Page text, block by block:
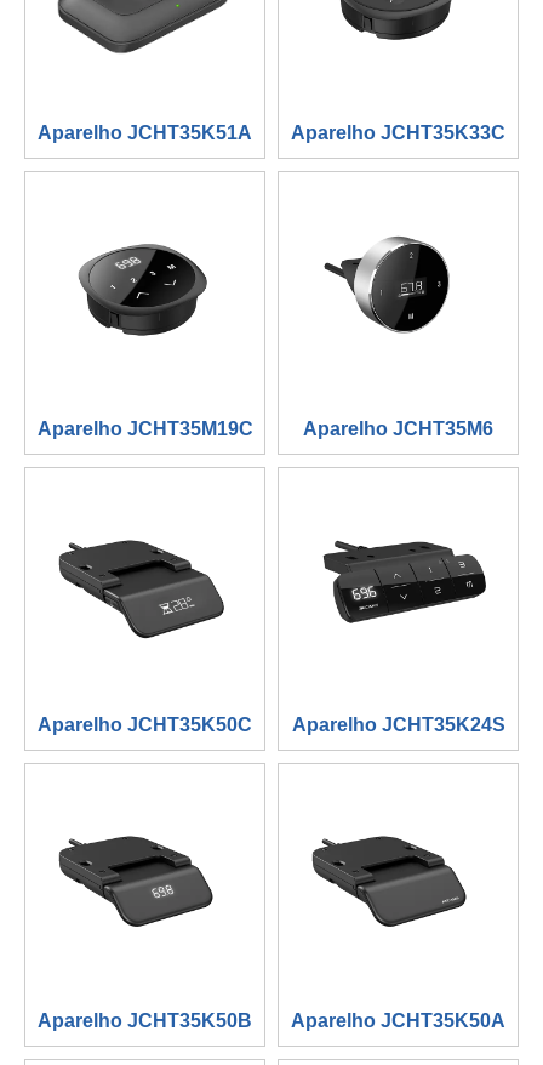
Aparelho JCHT35K51A Aparelho JCHT35K33C
Aparelho JCHT35M19C Aparelho JCHT35M6
Aparelho JCHT35K50C Aparelho JCHT35K24S
Aparelho JCHT35K50B Aparelho JCHT35K50A